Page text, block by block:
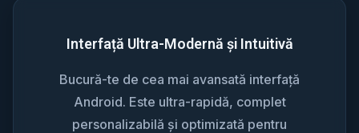
Interfață Ultra-Modernă și Intuitivă
Bucură-te de cea mai avansată interfață
Android. Este ultra-rapidă, complet
personalizabilă și optimizată pentru